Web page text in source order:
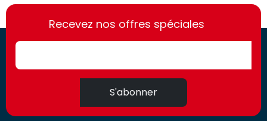
https://france-
access.fr
https://france-
access.fr
Recevez nos offres spéciales
S'abonner